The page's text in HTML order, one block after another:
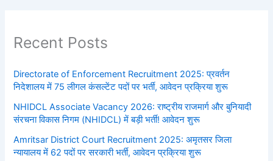
Recent Posts
Directorate of Enforcement Recruitment 2025: प्रवर्तन
निदेशालय में 75 लीगल कंसल्टेंट पदों पर भर्ती, आवेदन प्रक्रिया शुरू
NHIDCL Associate Vacancy 2026: राष्ट्रीय राजमार्ग और बुनियादी
संरचना विकास निगम (NHIDCL) में बड़ी भर्ती! आवेदन शुरू
Amritsar District Court Recruitment 2025: अमृतसर जिला
न्यायालय में 62 पदों पर सरकारी भर्ती, आवेदन प्रक्रिया शुरू